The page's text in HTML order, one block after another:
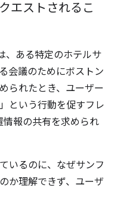
エストされるこ
、ある特定のホテルサ
会議のためにボストン
られたとき、ユーザー
という行動を促すフレ
情報の共有を求められ
いるのに、なぜサンフ
か理解できず、ユーザ